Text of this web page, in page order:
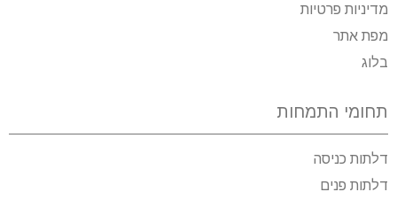
מדיניות פרטיות
מפת אתר
בלוג
תחומי התמחות
דלתות כניסה
דלתות פנים